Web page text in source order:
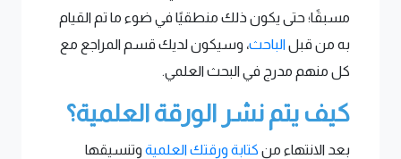
مسبقًا؛ حتى يكون ذلك منطقيًا في ضوء ما تم القيام
به من قبلالباحث، وسيكون لديك قسم المراجع مع
كل منهم مدرج في البحث العلمي.
كيف يتم نشر الورقة العلمية؟
بعد الانتهاء من كتابة ورقتك العلمية وتنسيقها